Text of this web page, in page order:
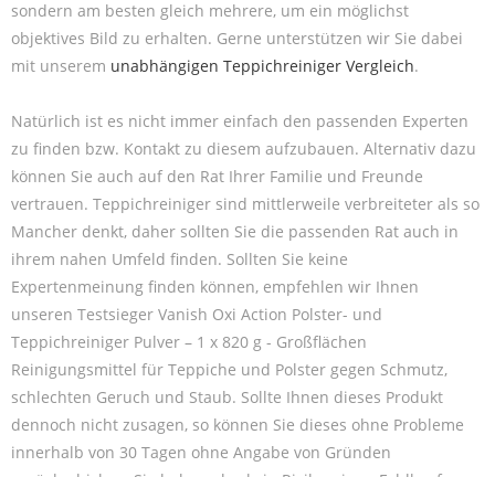
sondern am besten gleich mehrere, um ein möglichst
objektives Bild zu erhalten. Gerne unterstützen wir Sie dabei
mit unserem unabhängigen Teppichreiniger Vergleich.
Natürlich ist es nicht immer einfach den passenden Experten
zu finden bzw. Kontakt zu diesem aufzubauen. Alternativ dazu
können Sie auch auf den Rat Ihrer Familie und Freunde
vertrauen. Teppichreiniger sind mittlerweile verbreiteter als so
Mancher denkt, daher sollten Sie die passenden Rat auch in
ihrem nahen Umfeld finden. Sollten Sie keine
Expertenmeinung finden können, empfehlen wir Ihnen
unseren Testsieger Vanish Oxi Action Polster- und
Teppichreiniger Pulver – 1 x 820 g - Großflächen
Reinigungsmittel für Teppiche und Polster gegen Schmutz,
schlechten Geruch und Staub. Sollte Ihnen dieses Produkt
dennoch nicht zusagen, so können Sie dieses ohne Probleme
innerhalb von 30 Tagen ohne Angabe von Gründen